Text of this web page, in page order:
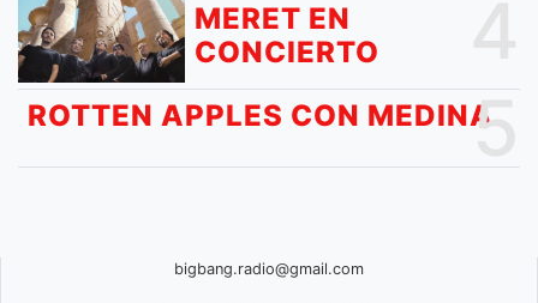
MERET EN
CONCIERTO
5
ROTTEN APPLES CON MEDINA
bigbang.radio@gmail.com